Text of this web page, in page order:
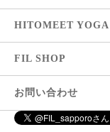
HITOMEET YOGA
FIL SHOP
お問い合わせ